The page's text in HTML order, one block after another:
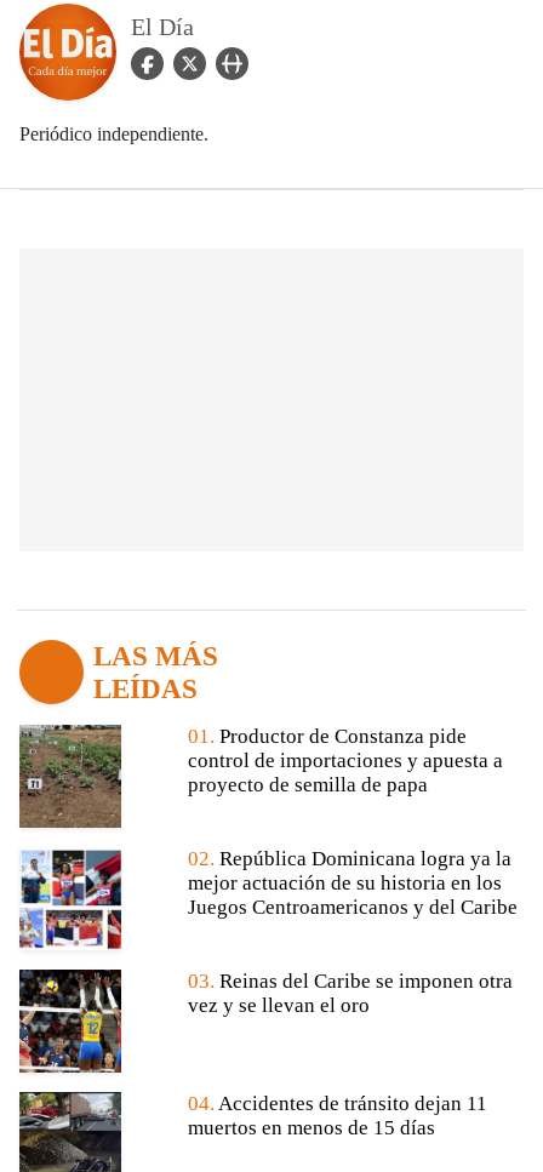
El Día
facebook Icon
twitter Iconuser_url Icon
Periódico independiente.
LAS MÁS
LEÍDAS
01. Productor de Constanza pide
control de importaciones y apuesta a
proyecto de semilla de papa
02. República Dominicana logra ya la
mejor actuación de su historia en los
Juegos Centroamericanos y del Caribe
03. Reinas del Caribe se imponen otra
vez y se llevan el oro
04. Accidentes de tránsito dejan 11
muertos en menos de 15 días